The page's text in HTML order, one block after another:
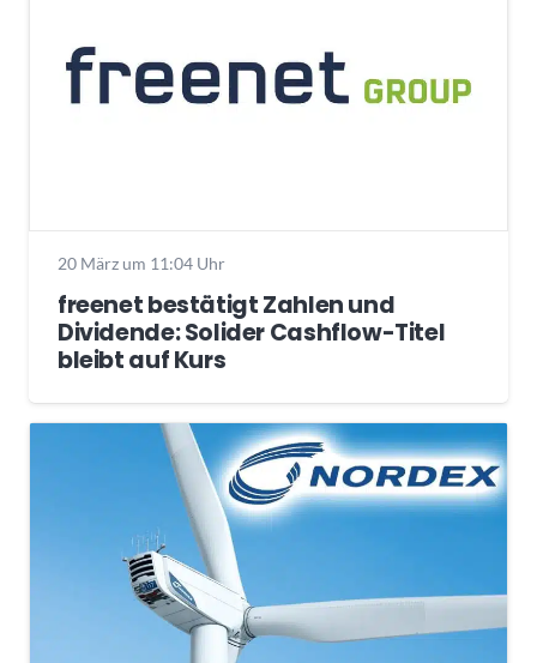
20 März um 11:04 Uhr
freenet bestätigt Zahlen und
Dividende: Solider Cashflow-Titel
bleibt auf Kurs